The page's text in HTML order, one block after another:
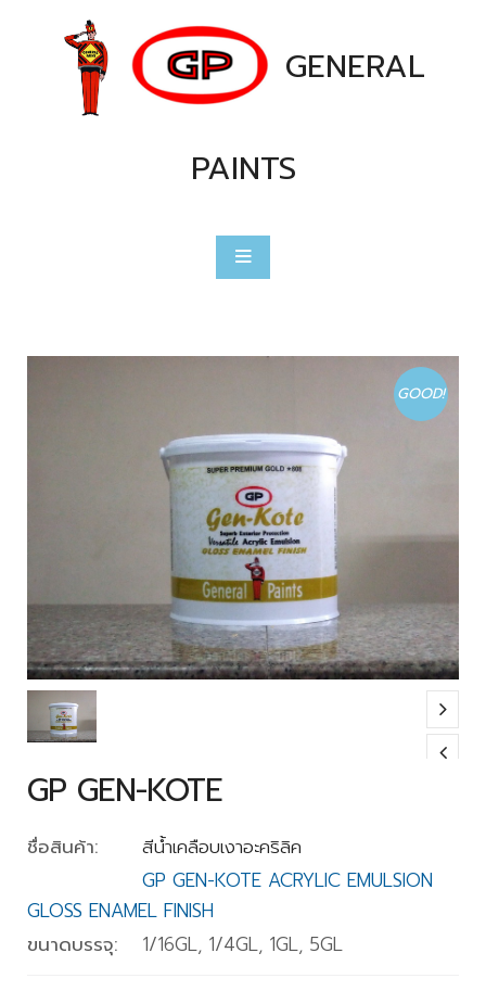
GENERAL
PAINTS
GOOD!
GP GEN-KOTE
ชื่อสินค้า:
สีน้ำเคลือบเงาอะคริลิค
GP GEN-KOTE ACRYLIC EMULSION
GLOSS ENAMEL FINISH
ขนาดบรรจุ:
1/16GL, 1/4GL, 1GL, 5GL